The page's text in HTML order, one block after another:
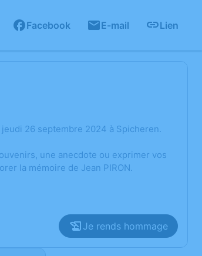
Facebook E-mail Lien
26 septembre 2024 à Spicheren.
une anecdote ou exprimer vos
la mémoire de Jean PIRON.
Je rends hommage